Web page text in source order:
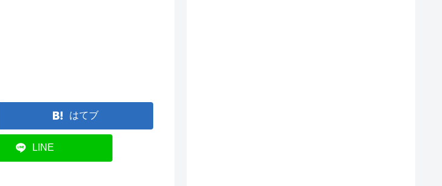
はてブ
LINE